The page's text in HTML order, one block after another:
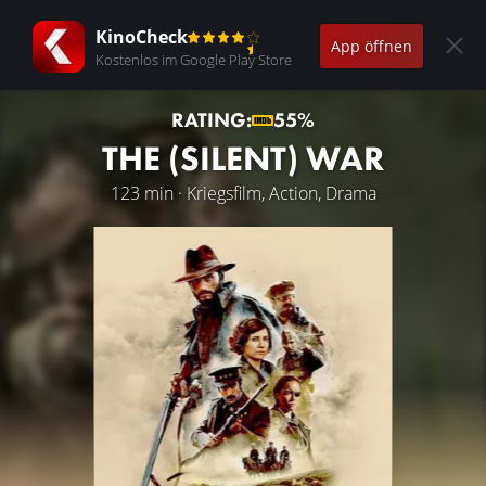
KinoCheck
Kostenlos im Google Play Store
App öffnen
RATING: 55%
THE (SILENT) WAR
123 min · Kriegsfilm, Action, Drama